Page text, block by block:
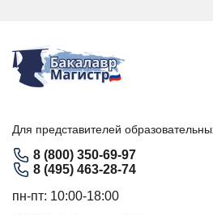
Для представителей
8 (800) 350-69-97
8 (495) 463-28-74
пн-пт: 10:00-18:00